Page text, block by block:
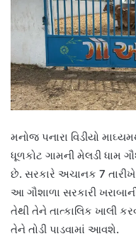
મનોજ પનારા વિડીયો
ધૂળકોટ ગામની મેલડી ધામ
છે. સરકારે અચાનક 7
આ ગૌશાળા સરકારી
તેથી તેને તાત્કાલિક ખાલી
તેને તોડી પાડવામાં આવશે.